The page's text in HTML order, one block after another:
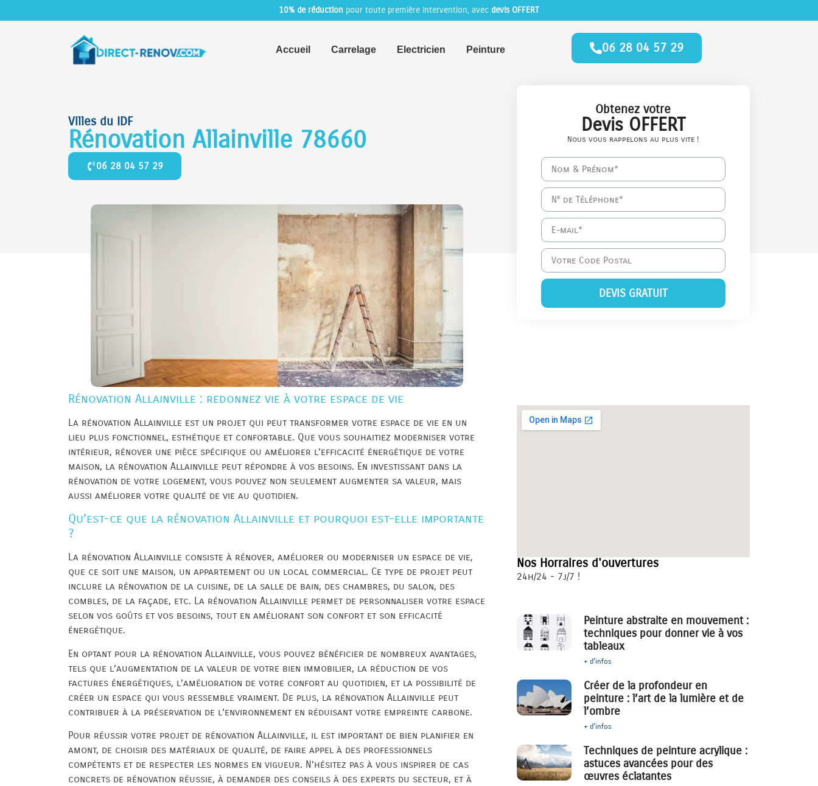
10% de réduction pour toute première intervention, avec devis OFFERT
Accueil Carrelage Electricien Peinture 06 28 04 57 29
Villes du IDF
Rénovation Allainville 78660
06 28 04 57 29
Obtenez votre
Devis OFFERT
Nous vous rappelons au plus vite !
DEVIS GRATUIT
Rénovation Allainville : redonnez vie à votre espace de vie
La rénovation Allainville est un projet qui peut transformer votre espace de vie en un
lieu plus fonctionnel, esthétique et confortable. Que vous souhaitiez moderniser votre
intérieur, rénover une pièce spécifique ou améliorer l’efficacité énergétique de votre
maison, la rénovation Allainville peut répondre à vos besoins. En investissant dans la
rénovation de votre logement, vous pouvez non seulement augmenter sa valeur, mais
aussi améliorer votre qualité de vie au quotidien.
Qu’est-ce que la rénovation Allainville et pourquoi est-elle importante
?
La rénovation Allainville consiste à rénover, améliorer ou moderniser un espace de vie,
que ce soit une maison, un appartement ou un local commercial. Ce type de projet peut
inclure la rénovation de la cuisine, de la salle de bain, des chambres, du salon, des
combles, de la façade, etc. La rénovation Allainville permet de personnaliser votre espace
selon vos goûts et vos besoins, tout en améliorant son confort et son efficacité
énergétique.
En optant pour la rénovation Allainville, vous pouvez bénéficier de nombreux avantages,
tels que l’augmentation de la valeur de votre bien immobilier, la réduction de vos
factures énergétiques, l’amélioration de votre confort au quotidien, et la possibilité de
créer un espace qui vous ressemble vraiment. De plus, la rénovation Allainville peut
contribuer à la préservation de l’environnement en réduisant votre empreinte carbone.
Pour réussir votre projet de rénovation Allainville, il est important de bien planifier en
amont, de choisir des matériaux de qualité, de faire appel à des professionnels
compétents et de respecter les normes en vigueur. N’hésitez pas à vous inspirer de cas
concrets de rénovation réussie, à demander des conseils à des experts du secteur, et à
Nos Horraires d'ouvertures
24h/24 - 7j/7 !
Peinture abstraite en mouvement :
techniques pour donner vie à vos
tableaux
+ d'infos
Créer de la profondeur en
peinture : l’art de la lumière et de
l’ombre
+ d'infos
Techniques de peinture acrylique :
astuces avancées pour des
œuvres éclatantes